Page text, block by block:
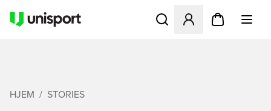
Åbner en Modal til at
HJEM STORIES